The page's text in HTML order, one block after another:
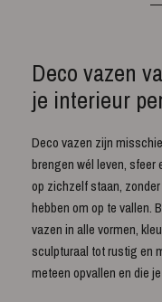
Deco vazen
je interieur
Deco vazen zijn
brengen wél leven, sfeer
op zichzelf staan,
hebben om op te vallen.
vazen in alle vormen,
sculpturaal tot rustig en
meteen opvallen en die